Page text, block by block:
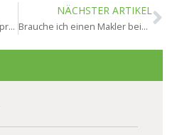
Wie verhandle ich den Kaufpreis in Ginsheim-Gustavsburg?
NÄCHSTER ARTIKEL
Brauche ich einen Makler beim Immobilienkauf in Ginsheim-Gustavsburg?